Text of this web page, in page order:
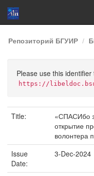
Skip
navigation
Репозиторий БГУИР
Please use this
https://
Title:
«СПАСИбо
открытие
волонтера
Issue
Date:
3-Dec-2024